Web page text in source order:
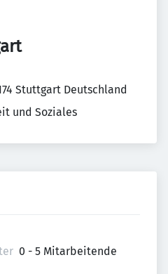
Stuttgart Deutschland
und Soziales
0 - 5 Mitarbeitende